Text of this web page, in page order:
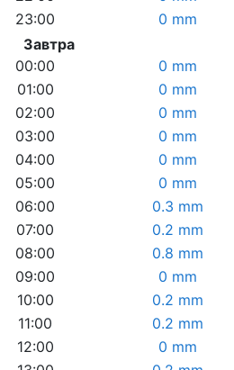
23:00
0 mm
Завтра
00:00
0 mm
01:00
0 mm
02:00
0 mm
03:00
0 mm
04:00
0 mm
05:00
0 mm
06:00
0.3 mm
07:00
0.2 mm
08:00
0.8 mm
09:00
0 mm
10:00
0.2 mm
11:00
0.2 mm
12:00
0 mm